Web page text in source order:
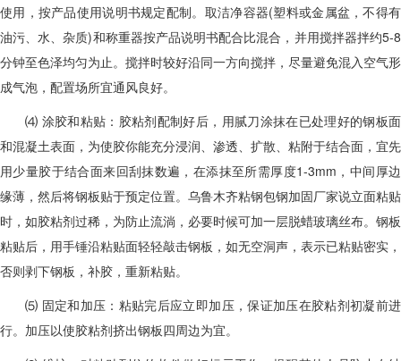
使用，按产品使用说明书规定配制。取洁净容器(塑料或金属盆，不得有
油污、水、杂质)和称重器按产品说明书配合比混合，并用搅拌器拌约5-8
分钟至色泽均匀为止。搅拌时较好沿同一方向搅拌，尽量避免混入空气形
成气泡，配置场所宜通风良好。
⑷ 涂胶和粘贴：胶粘剂配制好后，用腻刀涂抹在已处理好的钢板面
和混凝土表面，为使胶你能充分浸润、渗透、扩散、粘附于结合面，宜先
用少量胶于结合面来回刮抹数遍，在添抹至所需厚度1-3mm，中间厚边
缘薄，然后将钢板贴于预定位置。乌鲁木齐粘钢包钢加固厂家说立面粘贴
时，如胶粘剂过稀，为防止流淌，必要时候可加一层脱蜡玻璃丝布。钢板
粘贴后，用手锤沿粘贴面轻轻敲击钢板，如无空洞声，表示已粘贴密实，
否则剥下钢板，补胶，重新粘贴。
⑸ 固定和加压：粘贴完后应立即加压，保证加压在胶粘剂初凝前进
行。加压以使胶粘剂挤出钢板四周边为宜。